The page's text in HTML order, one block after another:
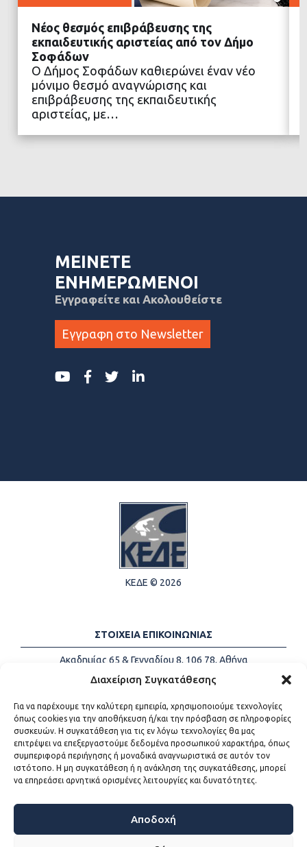
Διαχείριση Συγκατάθεσης
Για να παρέχουμε την καλύτερη εμπειρία, χρησιμοποιούμε τεχνολογίες
όπως cookies για την αποθήκευση ή/και την πρόσβαση σε πληροφορίες
συσκευών. Η συγκατάθεση για τις εν λόγω τεχνολογίες θα μας
επιτρέψει να επεξεργαστούμε δεδομένα προσωπικού χαρακτήρα, όπως
συμπεριφορά περιήγησης ή μοναδικά αναγνωριστικά σε αυτόν τον
ιστότοπο. Η μη συγκατάθεση ή η ανάκληση της συγκατάθεσης, μπορεί
να επηρεάσει αρνητικά ορισμένες λειτουργίες και δυνατότητες.
Αποδοχή
ΔΙΑΒΑΣΤΕ ΠΕΡΙΣΣΟΤΕΡΑ
Νέος θεσμός επιβράβευσης της
εκπαιδευτικής αριστείας από τον Δήμο
Σοφάδων
Ο Δήμος Σοφάδων καθιερώνει έναν νέο
μόνιμο θεσμό αναγνώρισης και
επιβράβευσης της εκπαιδευτικής
αριστείας, με…
ΜΕΙΝΕΤΕ
ΕΝΗΜΕΡΩΜΕΝΟΙ
Εγγραφείτε και Ακολουθείστε
Εγγραφη στο Newsletter
ΚΕΔΕ © 2026
ΣΤΟΙΧΕΙΑ ΕΠΙΚΟΙΝΩΝΙΑΣ
Ακαδημίας 65 & Γενναδίου 8, 106 78, Αθήνα
Τηλέφωνα:
+30 213-2147500
Email:
info@kede.gr
ΧΡΗΣΙΜΟΙ ΣΥΝΔΕΣΜΟΙ
Η ΚΕΔΕ
Sitemap
Προσβασιμότητα
Όροι χρήσης